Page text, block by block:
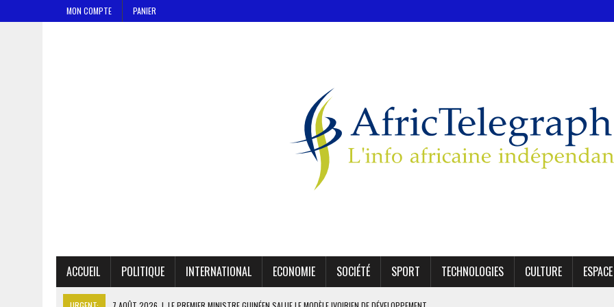
MON COMPTE PANIER
ACCUEIL POLITIQUE INTERNATIONAL ECONOMIE SOCIÉTÉ SPORT TECHNOLOGIES CULTURE